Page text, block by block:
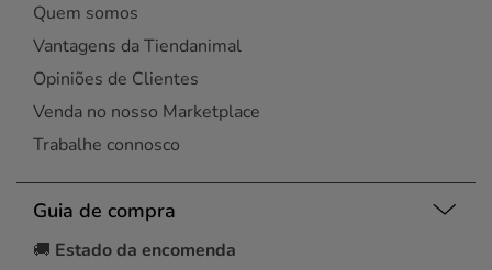
Quem somos
Vantagens da Tiendanimal
Opiniões de Clientes
Venda no nosso Marketplace
Trabalhe connosco
Guia de compra
🚚 Estado da encomenda